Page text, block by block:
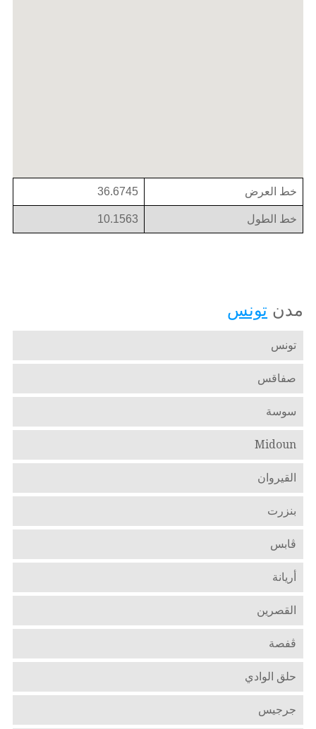
خط العرض 36.6745
خط الطول 10.1563
مدن تونس
تونس
صفاقس
سوسة
Midoun
القيروان
بنزرت
ڤابس
أريانة‎
القصرين
ڤفصة
حلق الوادي
جرجيس